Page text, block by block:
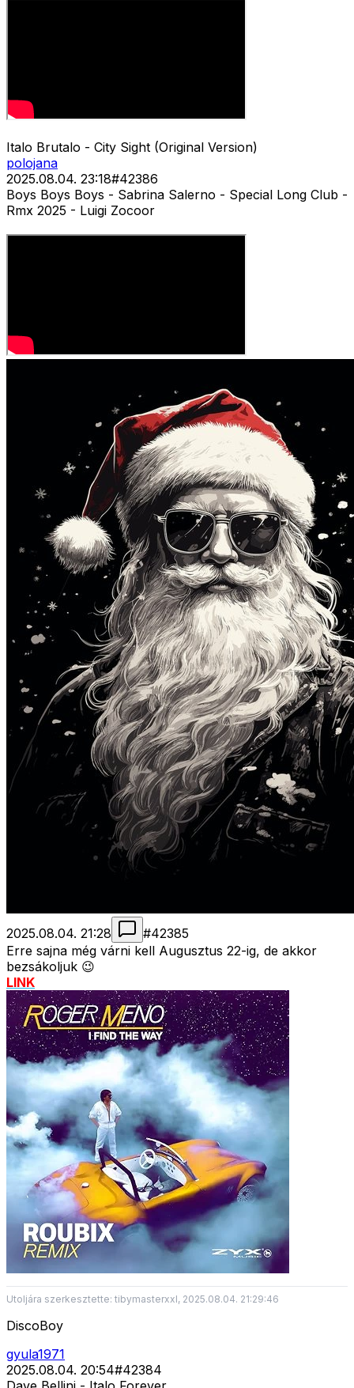
Italo Brutalo - City Sight (Original Version)
polojana
2025.08.04. 23:18#42386
Boys Boys Boys - Sabrina Salerno - Special Long Club -
Rmx 2025 - Luigi Zocoor
2025.08.04. 21:28 #42385
Erre sajna még várni kell Augusztus 22-ig, de akkor
bezsákoljuk 😉
LINK
Utoljára szerkesztette: tibymasterxxl, 2025.08.04. 21:29:46
DiscoBoy
gyula1971
2025.08.04. 20:54#42384